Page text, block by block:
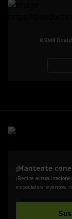
KSM8
¡Mantente
¡Recibe
especiales, eventos,